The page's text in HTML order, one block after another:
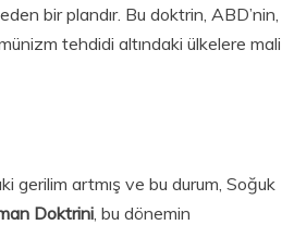
bir plandır. Bu doktrin, ABD’nin,
tehdidi altındaki ülkelere mali
gerilim artmış ve bu durum, Soğuk
Doktrini , bu dönemin